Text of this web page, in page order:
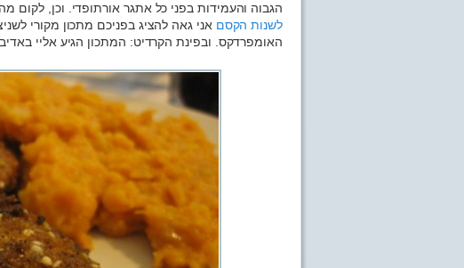
הגבוה והעמידות בפני כל אתגר אורתופדי. וכן, לקום
לשנות הקסם אני גאה להציג בפניכם מתכון מקורי
האומפרדקס. ובפינת הקרדיט: המתכון הגיע אליי